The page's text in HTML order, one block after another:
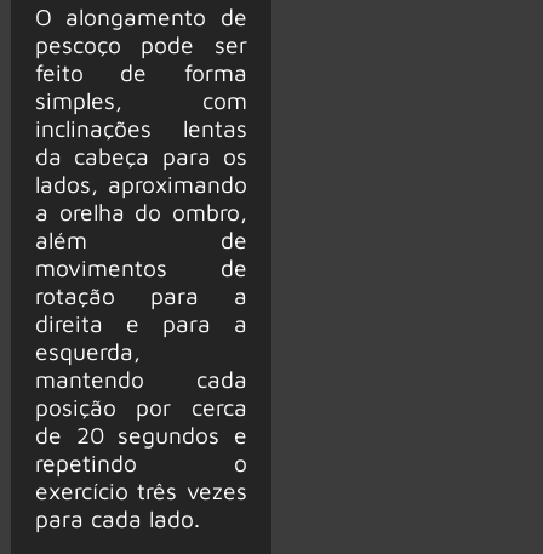
O alongamento de
pescoço pode ser
feito de forma
simples, com
inclinações lentas
da cabeça para os
lados, aproximando
a orelha do ombro,
além de
movimentos de
rotação para a
direita e para a
esquerda,
mantendo cada
posição por cerca
de 20 segundos e
repetindo o
exercício três vezes
para cada lado.